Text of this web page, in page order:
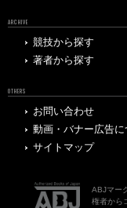
ARCHIVE
競技から探す
著者から探す
OTHERS
お問い合わせ
動画・バナー広告に
サイトマップ
ABJマー
権者から